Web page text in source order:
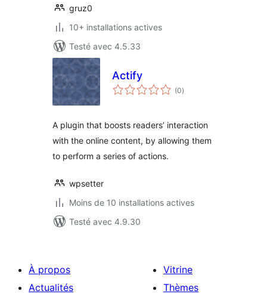
gruz0
10+ installations actives
Testé avec 4.5.33
Actify
(0notes
en
)
A plugin that boosts readers’ interaction
with the online content, by allowing them
to perform a series of actions.
wpsetter
Moins de 10 installations actives
Testé avec 4.9.30
À propos
Actualités
Vitrine
Thèmes